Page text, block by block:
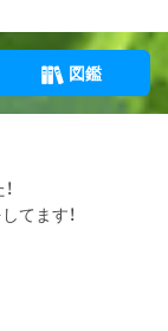
図鑑
てます！